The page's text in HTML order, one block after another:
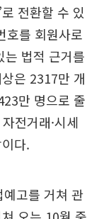
전환할 수 있
호를 회원사로
는 법적 근거를
은 2317만 개
만 명으로 줄
전거래·시세
다.
고를 거쳐 관